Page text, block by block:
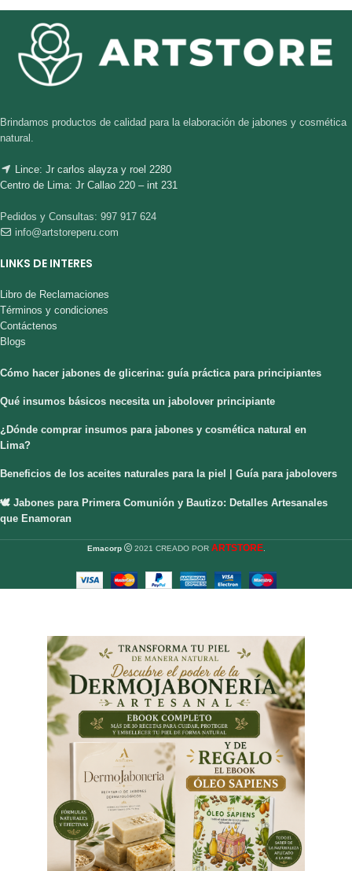
Brindamos productos de calidad para la elaboración de jabones y cosmética
natural.
Lince: Jr carlos alayza y roel 2280
Centro de Lima: Jr Callao 220 – int 231
Pedidos y Consultas: 997 917 624
info@artstoreperu.com
LINKS DE INTERES
Libro de Reclamaciones
Términos y condiciones
Contáctenos
Blogs
Cómo hacer jabones de glicerina: guía práctica para principiantes
Qué insumos básicos necesita un jabolover principiante
¿Dónde comprar insumos para jabones y cosmética natural en
Lima?
Beneficios de los aceites naturales para la piel | Guía para jabolovers
🕊️ Jabones para Primera Comunión y Bautizo: Detalles Artesanales
que Enamoran
Emacorp 2021 CREADO POR ARTSTORE.